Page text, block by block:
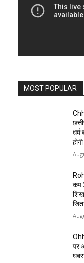
MOST POPULAR
कप
पर